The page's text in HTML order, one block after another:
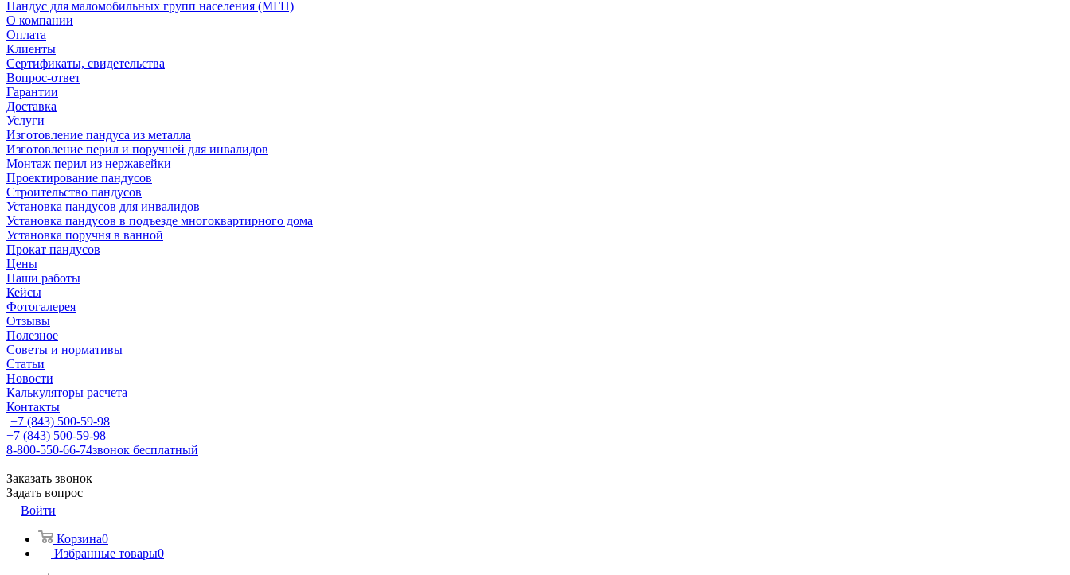
Пандус для маломобильных групп населения (МГН)
О компании
Оплата
Клиенты
Сертификаты, свидетельства
Вопрос-ответ
Гарантии
Доставка
Услуги
Изготовление пандуса из металла
Изготовление перил и поручней для инвалидов
Монтаж перил из нержавейки
Проектирование пандусов
Строительство пандусов
Установка пандусов для инвалидов
Установка пандусов в подъезде многоквартирного дома
Установка поручня в ванной
Прокат пандусов
Цены
Наши работы
Кейсы
Фотогалерея
Отзывы
Полезное
Советы и нормативы
Статьи
Новости
Калькуляторы расчета
Контакты
+7 (843) 500-59-98
+7 (843) 500-59-98
8-800-550-66-74звонок бесплатный
Заказать звонок
Задать вопрос
Войти
Корзина0
Избранные товары0